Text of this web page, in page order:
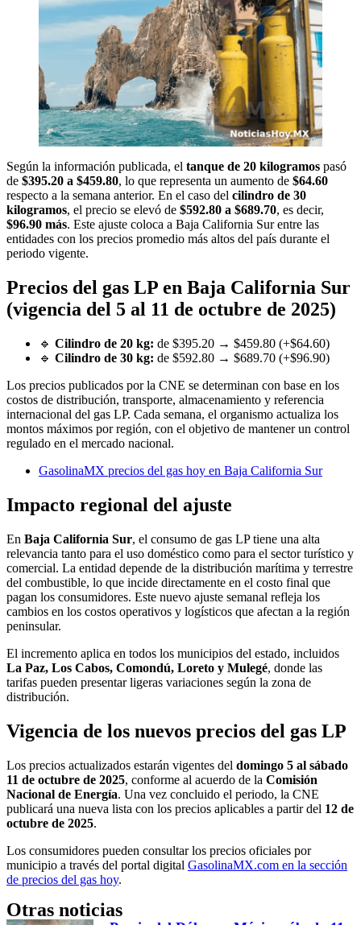
Según la información publicada, el tanque de 20 kilogramos pasó
de $395.20 a $459.80, lo que representa un aumento de $64.60
respecto a la semana anterior. En el caso del cilindro de 30
kilogramos, el precio se elevó de $592.80 a $689.70, es decir,
$96.90 más. Este ajuste coloca a Baja California Sur entre las
entidades con los precios promedio más altos del país durante el
periodo vigente.
Precios del gas LP en Baja California Sur
(vigencia del 5 al 11 de octubre de 2025)
🔹 Cilindro de 20 kg: de $395.20 → $459.80 (+$64.60)
🔹 Cilindro de 30 kg: de $592.80 → $689.70 (+$96.90)
Los precios publicados por la CNE se determinan con base en los
costos de distribución, transporte, almacenamiento y referencia
internacional del gas LP. Cada semana, el organismo actualiza los
montos máximos por región, con el objetivo de mantener un control
regulado en el mercado nacional.
GasolinaMX precios del gas hoy en Baja California Sur
Impacto regional del ajuste
En Baja California Sur, el consumo de gas LP tiene una alta
relevancia tanto para el uso doméstico como para el sector turístico y
comercial. La entidad depende de la distribución marítima y terrestre
del combustible, lo que incide directamente en el costo final que
pagan los consumidores. Este nuevo ajuste semanal refleja los
cambios en los costos operativos y logísticos que afectan a la región
peninsular.
El incremento aplica en todos los municipios del estado, incluidos
La Paz, Los Cabos, Comondú, Loreto y Mulegé, donde las
tarifas pueden presentar ligeras variaciones según la zona de
distribución.
Vigencia de los nuevos precios del gas LP
Los precios actualizados estarán vigentes del domingo 5 al sábado
11 de octubre de 2025, conforme al acuerdo de la Comisión
Nacional de Energía. Una vez concluido el periodo, la CNE
publicará una nueva lista con los precios aplicables a partir del 12 de
octubre de 2025.
Los consumidores pueden consultar los precios oficiales por
municipio a través del portal digital GasolinaMX.com en la sección
de precios del gas hoy.
Otras noticias